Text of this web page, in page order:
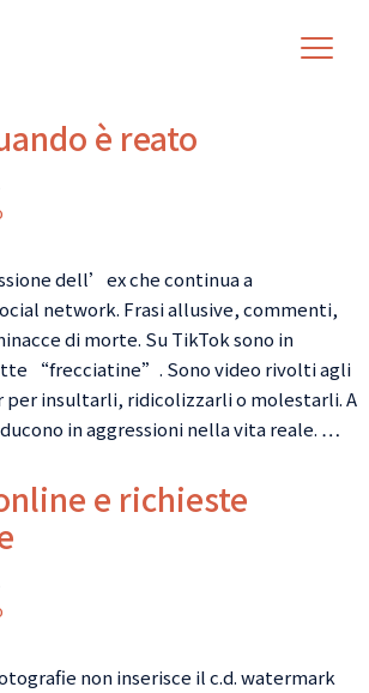
è reato
dell’ex che continua a
network. Frasi allusive, commenti,
di morte. Su TikTok sono in
“frecciatine”. Sono video rivolti agli
per insultarli, ridicolizzarli o molestarli. A
in aggressioni nella vita reale. …
e richieste
non inserisce il c.d. watermark